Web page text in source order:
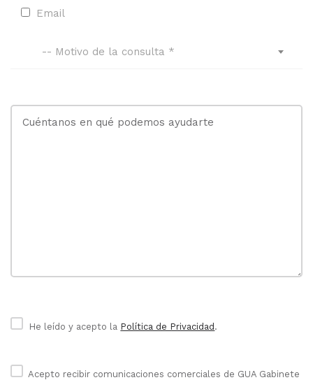
Email
-- Motivo de la consulta *
He leído y acepto la Política de Privacidad .
Acepto recibir comunicaciones comerciales de GUA Gabinete